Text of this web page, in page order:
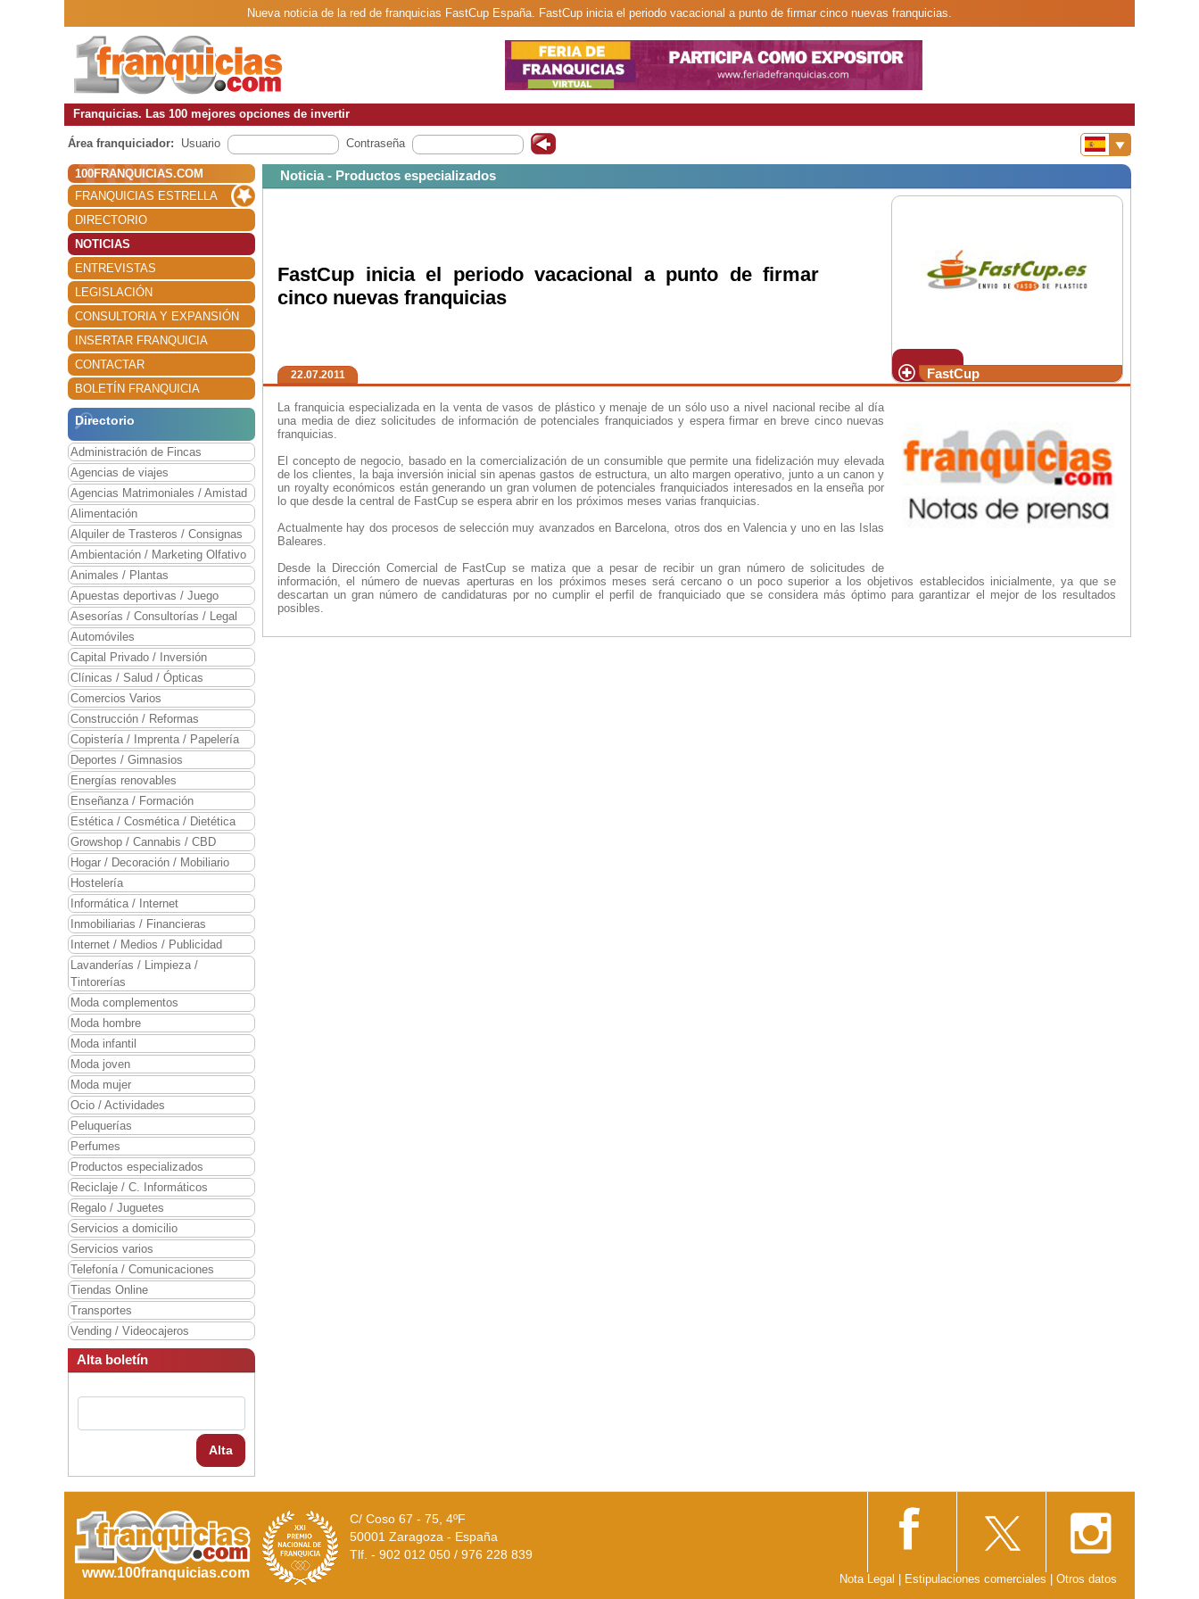
Nueva noticia de la red de franquicias FastCup España. FastCup inicia el periodo vacacional a punto de firmar cinco nuevas franquicias.
Franquicias. Las 100 mejores opciones de invertir
Área franquiciador: Usuario Contraseña
100FRANQUICIAS.COM
FRANQUICIAS ESTRELLA
DIRECTORIO
NOTICIAS
ENTREVISTAS
LEGISLACIÓN
CONSULTORIA Y EXPANSIÓN
INSERTAR FRANQUICIA
CONTACTAR
BOLETÍN FRANQUICIA
Directorio
Administración de Fincas
Agencias de viajes
Agencias Matrimoniales / Amistad
Alimentación
Alquiler de Trasteros / Consignas
Ambientación / Marketing Olfativo
Animales / Plantas
Apuestas deportivas / Juego
Asesorías / Consultorías / Legal
Automóviles
Capital Privado / Inversión
Clínicas / Salud / Ópticas
Comercios Varios
Construcción / Reformas
Copistería / Imprenta / Papelería
Deportes / Gimnasios
Energías renovables
Enseñanza / Formación
Estética / Cosmética / Dietética
Growshop / Cannabis / CBD
Hogar / Decoración / Mobiliario
Hostelería
Informática / Internet
Inmobiliarias / Financieras
Internet / Medios / Publicidad
Lavanderías / Limpieza /
Tintorerías
Moda complementos
Moda hombre
Moda infantil
Moda joven
Moda mujer
Ocio / Actividades
Peluquerías
Perfumes
Productos especializados
Reciclaje / C. Informáticos
Regalo / Juguetes
Servicios a domicilio
Servicios varios
Telefonía / Comunicaciones
Tiendas Online
Transportes
Vending / Videocajeros
Alta boletín
Alta
Noticia - Productos especializados
FastCup
FastCup inicia el periodo vacacional a punto de firmar
cinco nuevas franquicias
22.07.2011
La franquicia especializada en la venta de vasos de plástico y menaje de un sólo uso a nivel nacional recibe al día
una media de diez solicitudes de información de potenciales franquiciados y espera firmar en breve cinco nuevas
franquicias.
El concepto de negocio, basado en la comercialización de un consumible que permite una fidelización muy elevada
de los clientes, la baja inversión inicial sin apenas gastos de estructura, un alto margen operativo, junto a un canon y
un royalty económicos están generando un gran volumen de potenciales franquiciados interesados en la enseña por
lo que desde la central de FastCup se espera abrir en los próximos meses varias franquicias.
Actualmente hay dos procesos de selección muy avanzados en Barcelona, otros dos en Valencia y uno en las Islas
Baleares.
Desde la Dirección Comercial de FastCup se matiza que a pesar de recibir un gran número de solicitudes de
información, el número de nuevas aperturas en los próximos meses será cercano o un poco superior a los objetivos establecidos inicialmente, ya que se
descartan un gran número de candidaturas por no cumplir el perfil de franquiciado que se considera más óptimo para garantizar el mejor de los resultados
posibles.
www.100franquicias.com
C/ Coso 67 - 75, 4ºF
50001 Zaragoza - España
Tlf. - 902 012 050 / 976 228 839
Nota Legal Estipulaciones comerciales Otros datos